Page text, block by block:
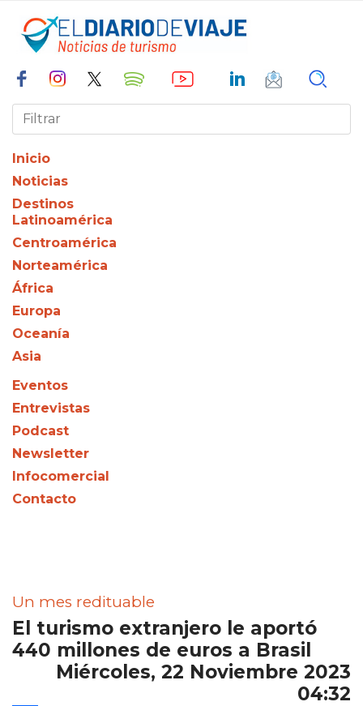
Inicio
Noticias
Destinos
Latinoamérica
Centroamérica
Norteamérica
África
Europa
Oceanía
Asia
Eventos
Entrevistas
Podcast
Newsletter
Infocomercial
Contacto
Un mes redituable
El turismo extranjero le aportó
440 millones de euros a Brasil
Miércoles, 22 Noviembre 2023
04:32